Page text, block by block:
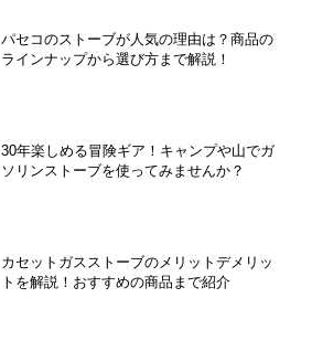
パセコのストーブが人気の理由は？商品の
ラインナップから選び方まで解説！
30年楽しめる冒険ギア！キャンプや山でガ
ソリンストーブを使ってみませんか？
カセットガスストーブのメリットデメリッ
トを解説！おすすめの商品まで紹介